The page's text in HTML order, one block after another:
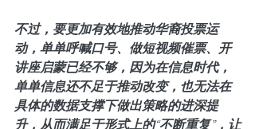
不过，要更加有效地推动华裔投票运
动，单单呼喊口号、做短视频催票、开
讲座启蒙已经不够，因为在信息时代，
单单信息还不足于推动改变，也无法在
具体的数据支撑下做出策略的进深提
升，从而满足于形式上的“不断重复”，让